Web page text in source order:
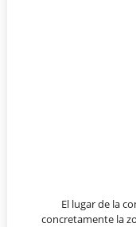
El lugar de la
concretamente la